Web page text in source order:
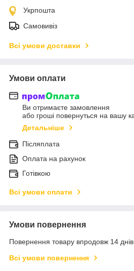
Укрпошта
Самовивіз
Всі умови доставки
Умови оплати
Ви отримаєте замовлення
або гроші повернуться на вашу
Детальніше
Післяплата
Оплата на рахунок
Готівкою
Всі умови оплати
Умови повернення
Повернення товару впродовж 14
Всі умови повернення